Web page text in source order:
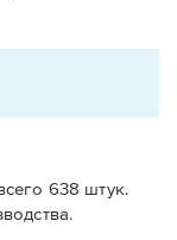
638 штук.